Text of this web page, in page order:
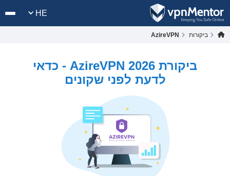
HE
ביקורות AzireVPN
ביקורת AzireVPN 2026 - כדאי
לדעת לפני שקונים